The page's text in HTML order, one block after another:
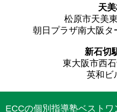
天
松原市天美
朝日プラザ南大阪タ
新石切
東大阪市西
英和ビ
ECCの個別指導塾ベスト